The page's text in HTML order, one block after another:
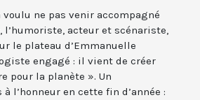
voulu ne pas venir accompagné
l’humoriste, acteur et scénariste,
le plateau d’Emmanuelle
engagé : il vient de créer
pour la planète ». Un
l’honneur en cette fin d’année :